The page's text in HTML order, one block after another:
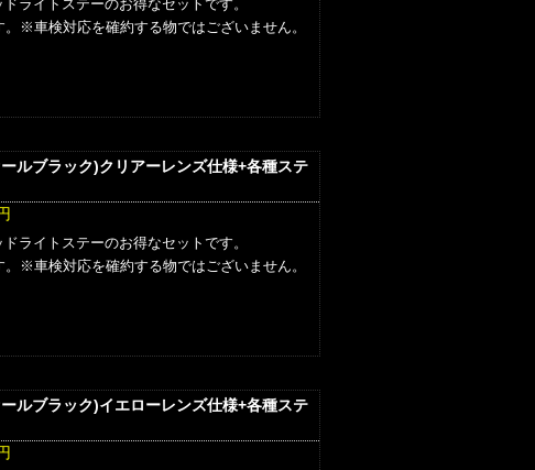
ライトステーのお得なセットです。
※車検対応を確約する物ではございません。
ルブラック)クリアーレンズ仕様+各種ステ
ライトステーのお得なセットです。
※車検対応を確約する物ではございません。
ルブラック)イエローレンズ仕様+各種ステ